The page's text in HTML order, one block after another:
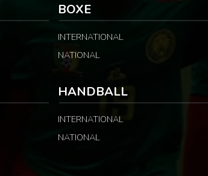
BOXE
INTERNATIONAL
NATIONAL
HANDBALL
INTERNATIONAL
NATIONAL